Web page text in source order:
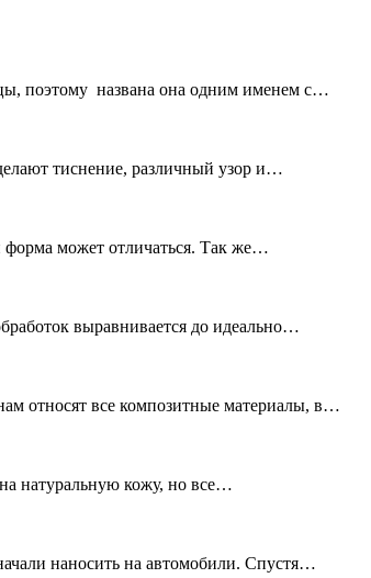
поэтому названа она одним именем с…
тиснение, различный узор и…
форма может отличаться. Так же…
выравнивается до идеально…
относят все композитные материалы, в
натуральную кожу, но все…
наносить на автомобили. Спустя